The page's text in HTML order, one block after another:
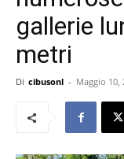
gallerie
metri
Di cibusonl - Maggio 10,